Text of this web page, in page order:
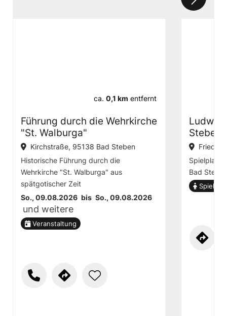
ca. 0,1 km entfernt
Führung durch die Wehrkirche
"St. Walburga"
Kirchstraße, 95138 Bad Steben
​Historische Führung durch die
Wehrkirche "St. Walburga" aus
spätgotischer Zeit
So., 09.08.2026 bis So., 09.08.2026
und weitere
Veranstaltung
Steben
Spielplatz
Bad